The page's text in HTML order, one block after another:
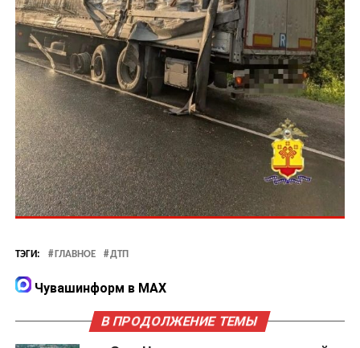
ТЭГИ: ГЛАВНОЕ ДТП
Чувашинформ в MAX
В ПРОДОЛЖЕНИЕ ТЕМЫ